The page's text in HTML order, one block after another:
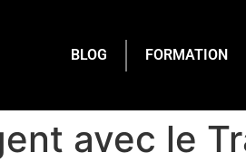
BLOG FORMATION
avec le